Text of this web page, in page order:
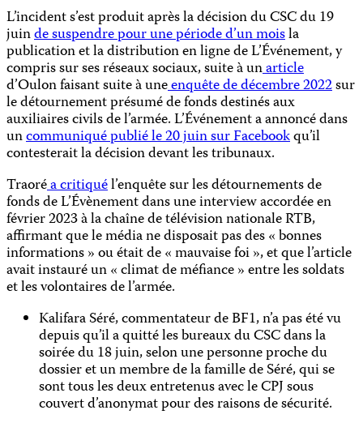
L’incident s’est produit après la décision du CSC du 19
juinde suspendre pour une période d’un moisla
publication et la distribution en ligne de L’Événement, y
compris sur ses réseaux sociaux, suite à unarticle
d’Oulon faisant suite à uneenquête de décembre 2022sur
le détournement présumé de fonds destinés aux
auxiliaires civils de l’armée. L’Événement a annoncé dans
uncommuniqué publié le 20 juin sur Facebookqu’il
contesterait la décision devant les tribunaux.
Traoréa critiquél’enquête sur les détournements de
fonds de L’Évènement dans une interview accordée en
février 2023 à la chaîne de télévision nationale RTB,
affirmant que le média ne disposait pas des « bonnes
informations » ou était de « mauvaise foi », et que l’article
avait instauré un « climat de méfiance » entre les soldats
et les volontaires de l’armée.
Kalifara Séré, commentateur de BF1, n’a pas été vu
depuis qu’il a quitté les bureaux du CSC dans la
soirée du 18 juin, selon une personne proche du
dossier et un membre de la famille de Séré, qui se
sont tous les deux entretenus avec le CPJ sous
couvert d’anonymat pour des raisons de sécurité.